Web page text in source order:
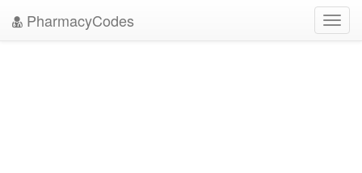
PharmacyCodes